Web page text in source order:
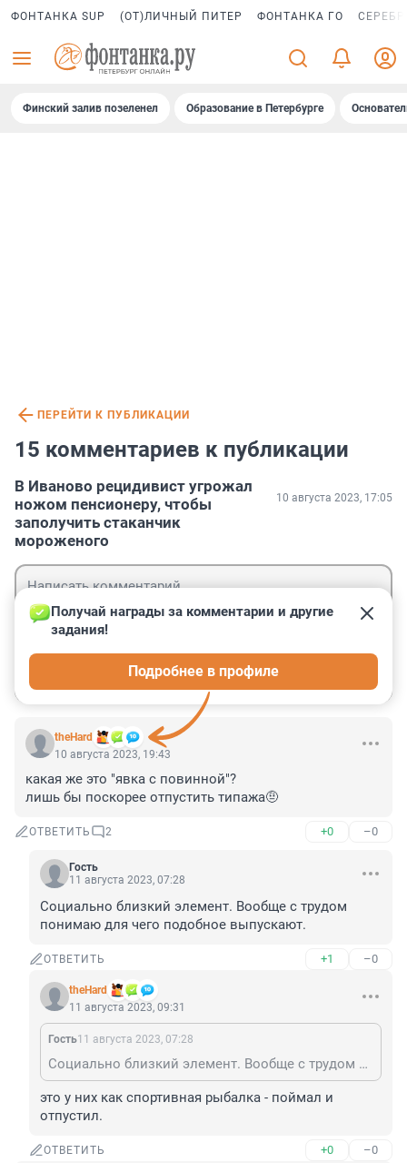
ФОНТАНКА SUP (ОТ)ЛИЧНЫЙ ПИТЕР ФОНТАНКА ГО
Финский залив позеленел Образование в Петербурге
ПЕРЕЙТИ К ПУБЛИКАЦИИ
15 комментариев к публикации
В Иваново рецидивист угрожал
ножом пенсионеру, чтобы
заполучить стаканчик
мороженого
10 августа 2023, 17:05
theHard
Получай награды за комментарии и другие
задания!
Подробнее в профиле
10 августа 2023, 19:43
какая же это "явка с повинной"?
лишь бы поскорее отпустить типажа🤨
ОТВЕТИТЬ 2 +0 –0
Гость
11 августа 2023, 07:28
Социально близкий элемент. Вообще с трудом
понимаю для чего подобное выпускают.
ОТВЕТИТЬ +1 –0
theHard
11 августа 2023, 09:31
Гость11 августа 2023, 07:28
Социально близкий элемент. Вообще с трудом понимаю для чего подобное выпускают.
это у них как спортивная рыбалка - поймал и
отпустил.
ОТВЕТИТЬ +0 –0